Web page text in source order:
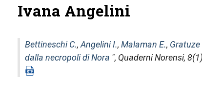
Ivana Angelini
Bettineschi C., Angelini I., Malaman E., Gratuze
dalla necropoli di Nora ", Quaderni Norensi,